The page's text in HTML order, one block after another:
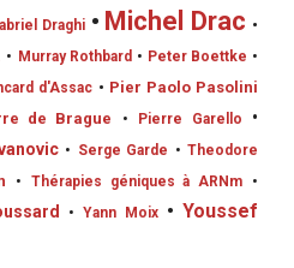
Draghi • Michel Drac •
• Murray Rothbard • Peter Boettke •
d'Assac • Pier Paolo Pasolini
de Brague • Pierre Garello
•
• Serge Garde • Theodore
• Thérapies géniques à ARNm
•
• Yann Moix • Youssef